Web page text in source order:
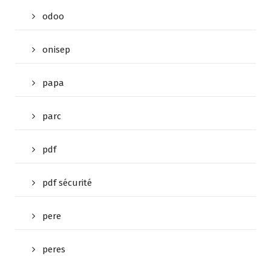
odoo
onisep
papa
parc
pdf
pdf sécurité
pere
peres